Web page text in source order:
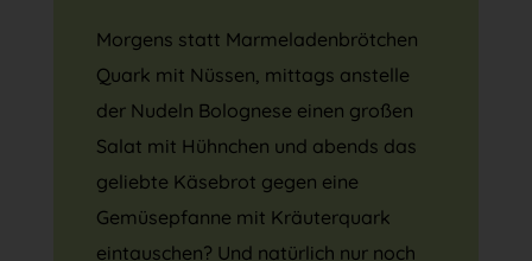
Morgens statt Marmeladenbrötchen
Quark mit Nüssen, mittags anstelle
der Nudeln Bolognese einen großen
Salat mit Hühnchen und abends das
geliebte Käsebrot gegen eine
Gemüsepfanne mit Kräuterquark
eintauschen? Und natürlich nur noch